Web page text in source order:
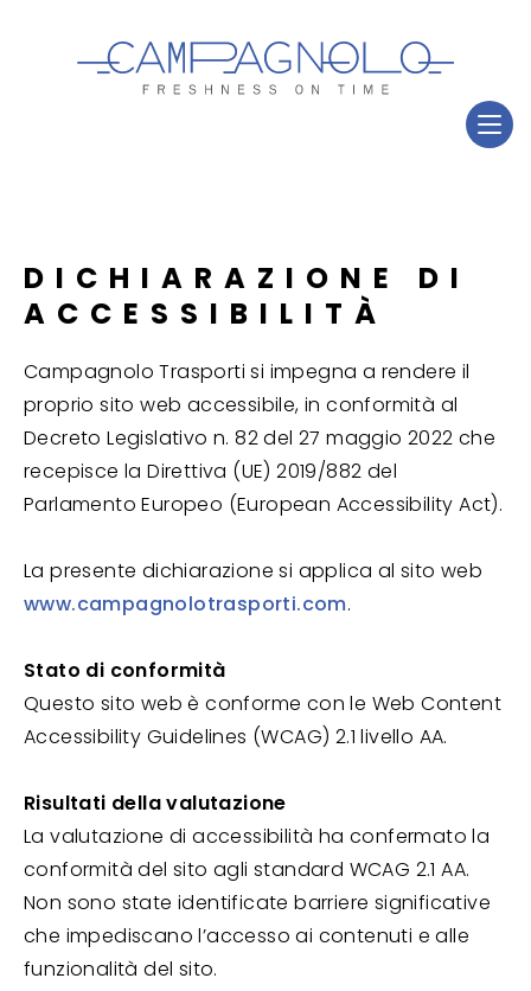
DICHIARAZIONE DI
ACCESSIBILITÀ
Campagnolo Trasporti si impegna a rendere il
proprio sito web accessibile, in conformità al
Decreto Legislativo n. 82 del 27 maggio 2022 che
recepisce la Direttiva (UE) 2019/882 del
Parlamento Europeo (European Accessibility Act).
La presente dichiarazione si applica al sito web
www.campagnolotrasporti.com.
Stato di conformità
Questo sito web è conforme con le Web Content
Accessibility Guidelines (WCAG) 2.1 livello AA.
Risultati della valutazione
La valutazione di accessibilità ha confermato la
conformità del sito agli standard WCAG 2.1 AA.
Non sono state identificate barriere significative
che impediscano l’accesso ai contenuti e alle
funzionalità del sito.